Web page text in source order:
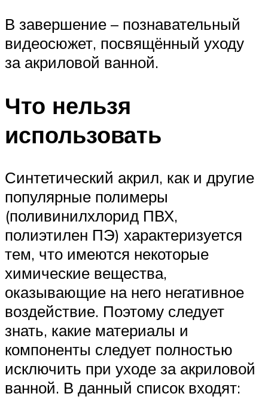
В завершение – познавательный
видеосюжет, посвящённый уходу
за акриловой ванной.
Что нельзя
использовать
Синтетический акрил, как и другие
популярные полимеры
(поливинилхлорид ПВХ,
полиэтилен ПЭ) характеризуется
тем, что имеются некоторые
химические вещества,
оказывающие на него негативное
воздействие. Поэтому следует
знать, какие материалы и
компоненты следует полностью
исключить при уходе за акриловой
ванной. В данный список входят: